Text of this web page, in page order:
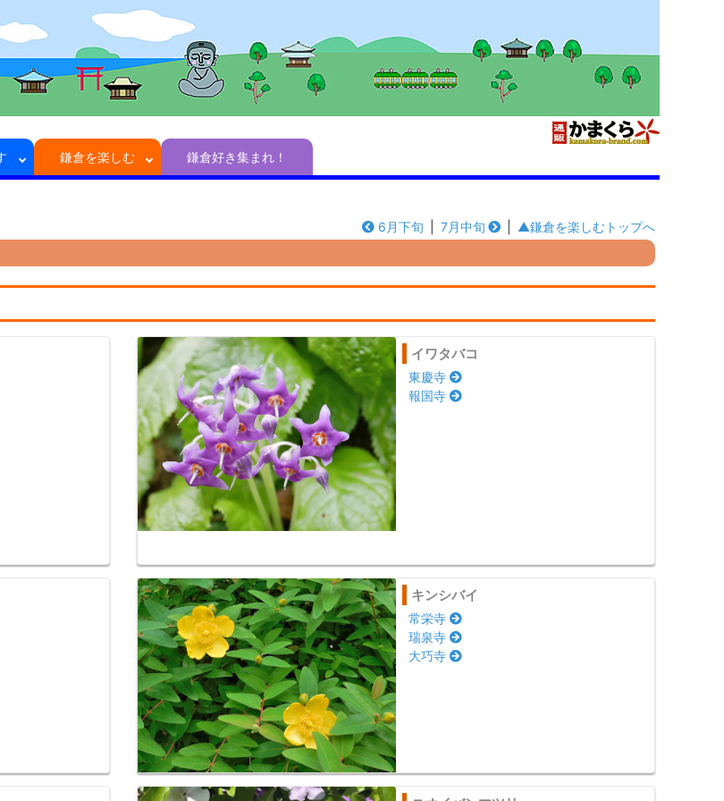
鎌倉を楽しむ 鎌倉好き集まれ！
6月下旬 7月中旬 ▲鎌倉を楽しむトップへ
イワタバコ
東慶寺
報国寺
キンシバイ
常栄寺
瑞泉寺
大巧寺